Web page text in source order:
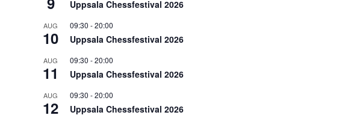
Uppsala Chessfestival 2026
AUG
10
09:30 -20:00
Uppsala Chessfestival 2026
AUG
11
09:30 -20:00
Uppsala Chessfestival 2026
AUG
12
09:30 -20:00
Uppsala Chessfestival 2026